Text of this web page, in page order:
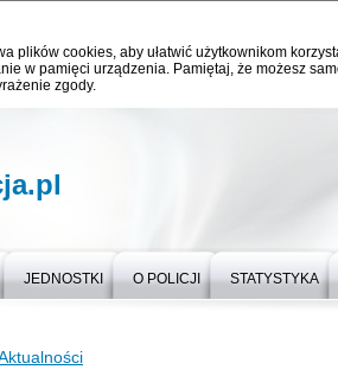
plików cookies, aby ułatwić użytkownikom
w pamięci urządzenia. Pamiętaj, że możesz
zgody.
JEDNOSTKI O POLICJI STATYSTYKA